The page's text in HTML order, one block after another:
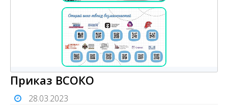
Приказ ВСОКО
28.03.2023